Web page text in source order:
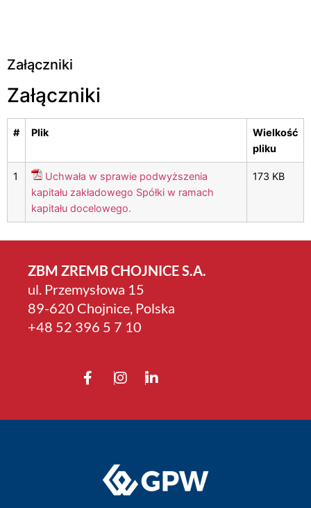
Załączniki
Załączniki
# Plik
Wielkość
pliku
1
Uchwała w sprawie podwyższenia
kapitału zakładowego Spółki w ramach
kapitału docelowego.
173 KB
ZBM ZREMB CHOJNICE S.A.
ul. Przemysłowa 15
89-620 Chojnice, Polska
+4­8 52 396 5 7 10